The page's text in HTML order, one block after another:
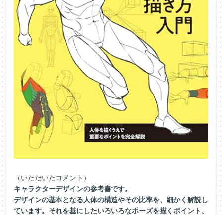
（いただいたコメント）
キャラクターデザインの参考書です。
デザインの基本となる人体の構造やその比率を、細かく解説し
ています。それを基にしたいろいろなポーズを描くポイント、